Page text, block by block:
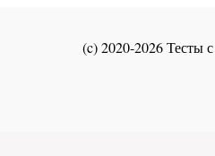
(c) 2020-2026 Тесты